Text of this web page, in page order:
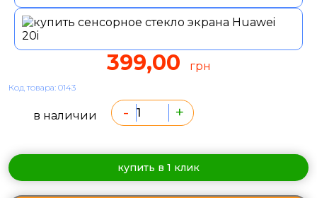
399,00 грн
Код товара: 0143
в наличии - +
купить в 1 клик